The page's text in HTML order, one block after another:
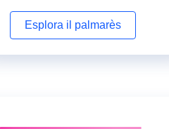
Esplora il palmarès